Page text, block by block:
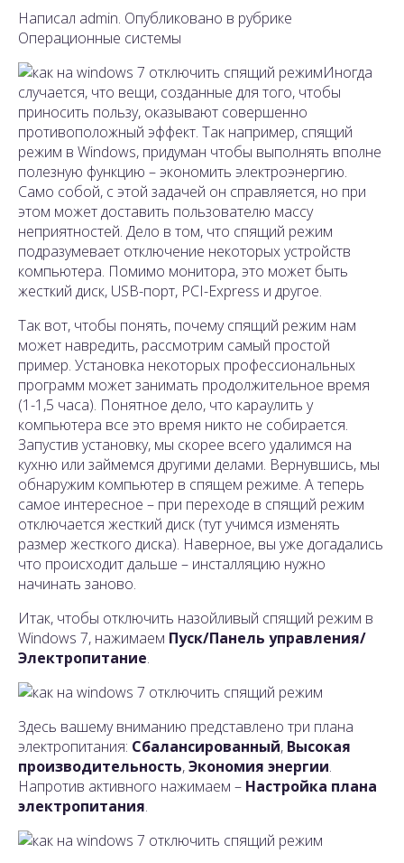
Написал admin. Опубликовано в рубрике
Операционные системы
Иногда
случается, что вещи, созданные для того, чтобы
приносить пользу, оказывают совершенно
противоположный эффект. Так например, спящий
режим в Windows, придуман чтобы выполнять вполне
полезную функцию – экономить электроэнергию.
Само собой, с этой задачей он справляется, но при
этом может доставить пользователю массу
неприятностей. Дело в том, что спящий режим
подразумевает отключение некоторых устройств
компьютера. Помимо монитора, это может быть
жесткий диск, USB-порт, PCI-Express и другое.
Так вот, чтобы понять, почему спящий режим нам
может навредить, рассмотрим самый простой
пример. Установка некоторых профессиональных
программ может занимать продолжительное время
(1-1,5 часа). Понятное дело, что караулить у
компьютера все это время никто не собирается.
Запустив установку, мы скорее всего удалимся на
кухню или займемся другими делами. Вернувшись, мы
обнаружим компьютер в спящем режиме. А теперь
самое интересное – при переходе в спящий режим
отключается жесткий диск (тут учимся изменять
размер жесткого диска). Наверное, вы уже догадались
что происходит дальше – инсталляцию нужно
начинать заново.
Итак, чтобы отключить назойливый спящий режим в
Windows 7, нажимаем Пуск/Панель управления/
Электропитание.
Здесь вашему вниманию представлено три плана
электропитания: Сбалансированный, Высокая
производительность,Экономия энергии.
Напротив активного нажимаем – Настройка плана
электропитания.